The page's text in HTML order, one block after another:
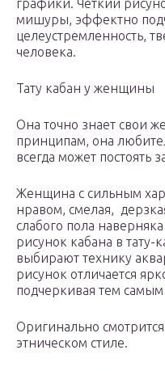
графики. Четкий
мишуры, эффектно
целеустремленность,
человека.
Тату кабан у женщины
Она точно знает свои
принципам, она
всегда может постоять
Женщина с сильным
нравом, смелая,
слабого пола
рисунок кабана в тату-
выбирают технику
рисунок отличается
подчеркивая тем самым
Оригинально
этническом стиле.